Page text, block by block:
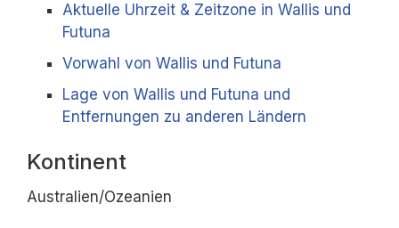
Aktuelle Uhrzeit & Zeitzone in Wallis und
Futuna
Vorwahl von Wallis und Futuna
Lage von Wallis und Futuna und
Entfernungen zu anderen Ländern
Kontinent
Australien/Ozeanien